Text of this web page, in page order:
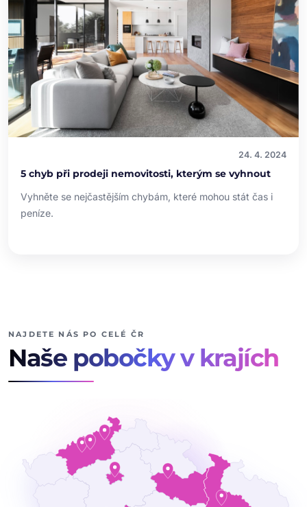
24. 4. 2024
5 chyb při prodeji nemovitosti, kterým se vyhnout
Vyhněte se nejčastějším chybám, které mohou stát čas i
peníze.
NAJDETE NÁS PO CELÉ ČR
Naše pobočky v krajích